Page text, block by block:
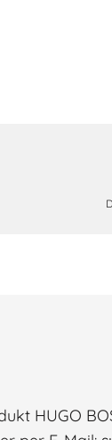
HUGO